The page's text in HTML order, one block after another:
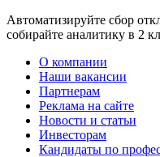
Автоматизируйте сбор
собирайте аналитику в 2
О компании
Наши вакансии
Партнерам
Реклама на сайте
Новости и статьи
Инвесторам
Кандидаты по